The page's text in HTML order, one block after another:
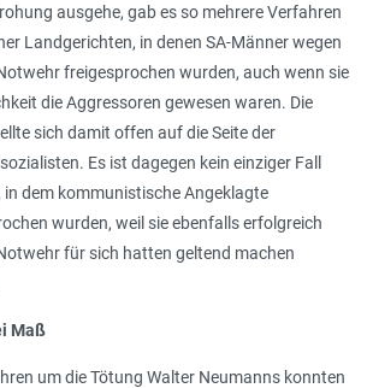
ausgehe, gab es so mehrere Verfahren
Landgerichten, in denen SA-Männer wegen
freigesprochen wurden, auch wenn sie
die Aggressoren gewesen waren. Die
sich damit offen auf die Seite der
Es ist dagegen kein einziger Fall
in dem kommunistische Angeklagte
wurden, weil sie ebenfalls erfolgreich
für sich hatten geltend machen
Maß
um die Tötung Walter Neumanns konnten